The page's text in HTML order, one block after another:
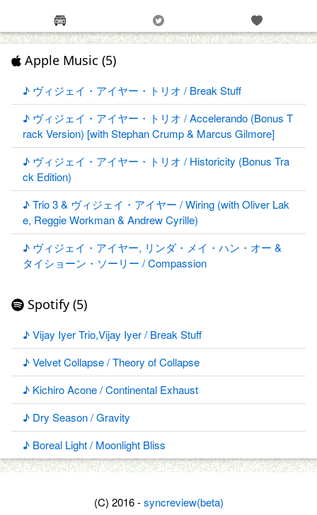
Apple Music (5)
♪ ヴィジェイ・アイヤー・トリオ / Break Stuff
♪ ヴィジェイ・アイヤー・トリオ / Accelerando (Bonus T
rack Version) [with Stephan Crump & Marcus Gilmore]
♪ ヴィジェイ・アイヤー・トリオ / Historicity (Bonus Tra
ck Edition)
♪ Trio 3 & ヴィジェイ・アイヤー / Wiring (with Oliver Lak
e, Reggie Workman & Andrew Cyrille)
♪ ヴィジェイ・アイヤー, リンダ・メイ・ハン・オー &
タイショーン・ソーリー / Compassion
Spotify (5)
♪ Vijay Iyer Trio,Vijay Iyer / Break Stuff
♪ Velvet Collapse / Theory of Collapse
♪ Kichiro Acone / Continental Exhaust
♪ Dry Season / Gravity
♪ Boreal Light / Moonlight Bliss
(C) 2016 -syncreview(beta)